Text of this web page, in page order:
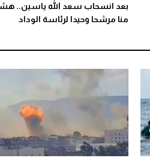
بعد انسحاب سعد الله ياسين..
منا مرشحا وحيدا لرئاسة الوداد